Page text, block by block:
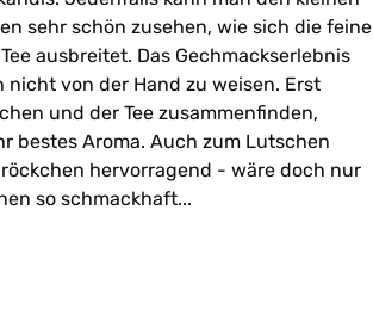
sehr schön zusehen, wie sich die feine
ausbreitet. Das Gechmackserlebnis
von der Hand zu weisen. Erst
und der Tee zusammenfinden,
bestes Aroma. Auch zum Lutschen
hervorragend - wäre doch nur
so schmackhaft...